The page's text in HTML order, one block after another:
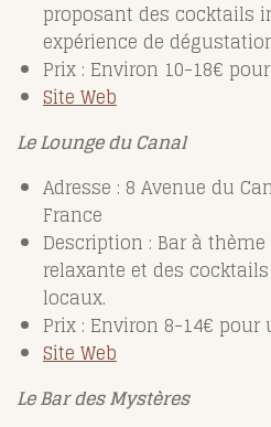
proposant des cocktails
expérience de
Prix : Environ 10-18€
Site Web
Le Lounge du Canal
Adresse : 8 Avenue du
France
Description : Bar à
relaxante et des
locaux.
Prix : Environ 8-14€ pour
Site Web
Le Bar des Mystères